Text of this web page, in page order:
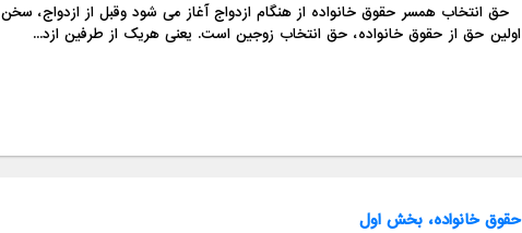
حق انتخاب همسر حقوق خانواده از هنگام ازدواج آغاز می شود وقبل از
اولین حق از حقوق خانواده، حق انتخاب زوجین است. یعنی هریک از طرفین ازد...
حقوق خانواده، بخش اول